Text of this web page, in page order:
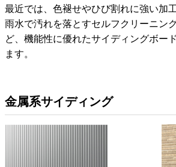
最近では、色褪せやひび割れに強い加
雨水で汚れを落とすセルフクリーニン
ど、機能性に優れたサイディングボー
ます。
金属系サイディング